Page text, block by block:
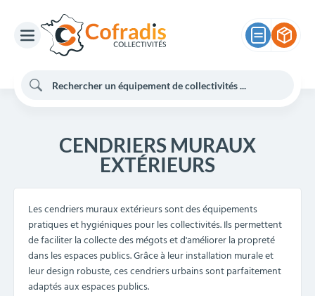
CENDRIERS MURAUX
EXTÉRIEURS
Les cendriers muraux extérieurs sont des équipements
pratiques et hygiéniques pour les collectivités. Ils permettent
de faciliter la collecte des mégots et d'améliorer la propreté
dans les espaces publics. Grâce à leur installation murale et
leur design robuste, ces cendriers urbains sont parfaitement
adaptés aux espaces publics.